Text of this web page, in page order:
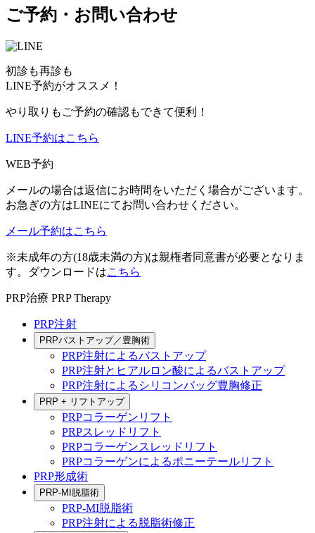
ご予約・お問い合わせ
初診も再診も
LINE予約がオススメ！
やり取りもご予約の確認もできて便利！
LINE予約はこちら
WEB予約
メールの場合は返信にお時間をいただく場合がございます。
お急ぎの方はLINEにてお問い合わせください。
メール予約はこちら
※未成年の方(18歳未満の方)は親権者同意書が必要となりま
す。ダウンロードはこちら
PRP治療 PRP Therapy
PRP注射
PRPバストアップ／豊胸術
PRP注射によるバストアップ
PRP注射とヒアルロン酸によるバストアップ
PRP注射によるシリコンバッグ豊胸修正
PRP + リフトアップ
PRPコラーゲンリフト
PRPスレッドリフト
PRPコラーゲンスレッドリフト
PRPコラーゲンによるポニーテールリフト
PRP形成術
PRP-MI脱脂術
PRP-MI脱脂術
PRP注射による脱脂術修正